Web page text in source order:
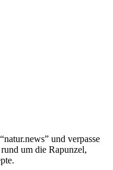
und verpasse
um die Rapunzel,